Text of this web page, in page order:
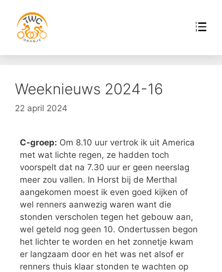
Weeknieuws 2024-16
22 april 2024
C-groep: Om 8.10 uur vertrok ik uit America
met wat lichte regen, ze hadden toch
voorspelt dat na 7.30 uur er geen neerslag
meer zou vallen. In Horst bij de Merthal
aangekomen moest ik even goed kijken of
wel renners aanwezig waren want die
stonden verscholen tegen het gebouw aan,
wel geteld nog geen 10. Ondertussen begon
het lichter te worden en het zonnetje kwam
er langzaam door en het was net alsof er
renners thuis klaar stonden te wachten op